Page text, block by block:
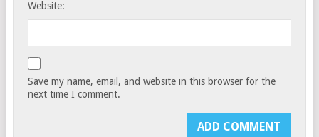
Website:
Save my name, email, and website in this browser for the
next time I comment.